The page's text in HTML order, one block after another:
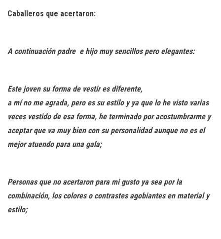
Caballeros que acertaron:
A continuación padre e hijo muy sencillos pero elegantes:
Este joven su forma de vestir es diferente,
a mí no me agrada, pero es su estilo y ya que lo he visto varias
veces vestido de esa forma, he terminado por acostumbrarme y
aceptar que va muy bien con su personalidad aunque no es el
mejor atuendo para una gala;
Personas que no acertaron para mi gusto ya sea por la
combinación, los colores o contrastes agobiantes en material y
estilo;